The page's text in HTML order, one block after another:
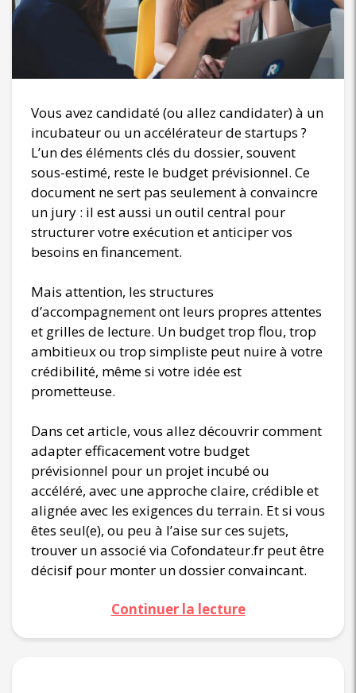
Vous avez candidaté (ou allez candidater) à un
incubateur ou un accélérateur de startups ?
L’un des éléments clés du dossier, souvent
sous-estimé, reste le budget prévisionnel. Ce
document ne sert pas seulement à convaincre
un jury : il est aussi un outil central pour
structurer votre exécution et anticiper vos
besoins en financement.
Mais attention, les structures
d’accompagnement ont leurs propres attentes
et grilles de lecture. Un budget trop flou, trop
ambitieux ou trop simpliste peut nuire à votre
crédibilité, même si votre idée est
prometteuse.
Dans cet article, vous allez découvrir comment
adapter efficacement votre budget
prévisionnel pour un projet incubé ou
accéléré, avec une approche claire, crédible et
alignée avec les exigences du terrain. Et si vous
êtes seul(e), ou peu à l’aise sur ces sujets,
trouver un associé via Cofondateur.fr peut être
décisif pour monter un dossier convaincant.
Continuer la lecture